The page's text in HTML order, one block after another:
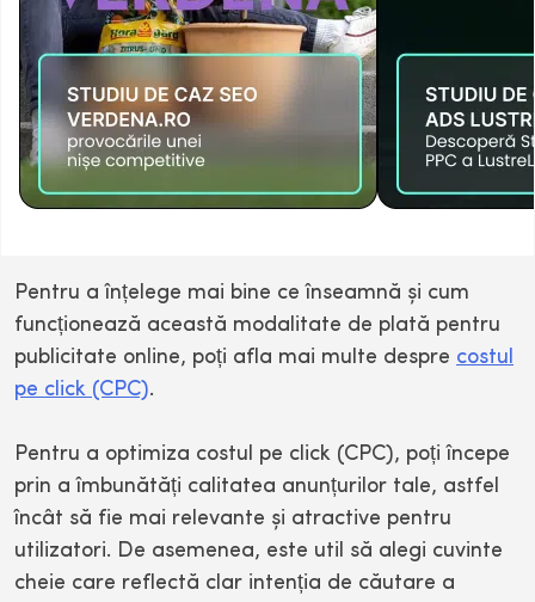
Pentru a înțelege mai bine ce înseamnă și cum
funcționează această modalitate de plată pentru
publicitate online, poți afla mai multe despre costul
pe click (CPC).
Pentru a optimiza costul pe click (CPC), poți începe
prin a îmbunătăți calitatea anunțurilor tale, astfel
încât să fie mai relevante și atractive pentru
utilizatori. De asemenea, este util să alegi cuvinte
cheie care reflectă clar intenția de căutare a